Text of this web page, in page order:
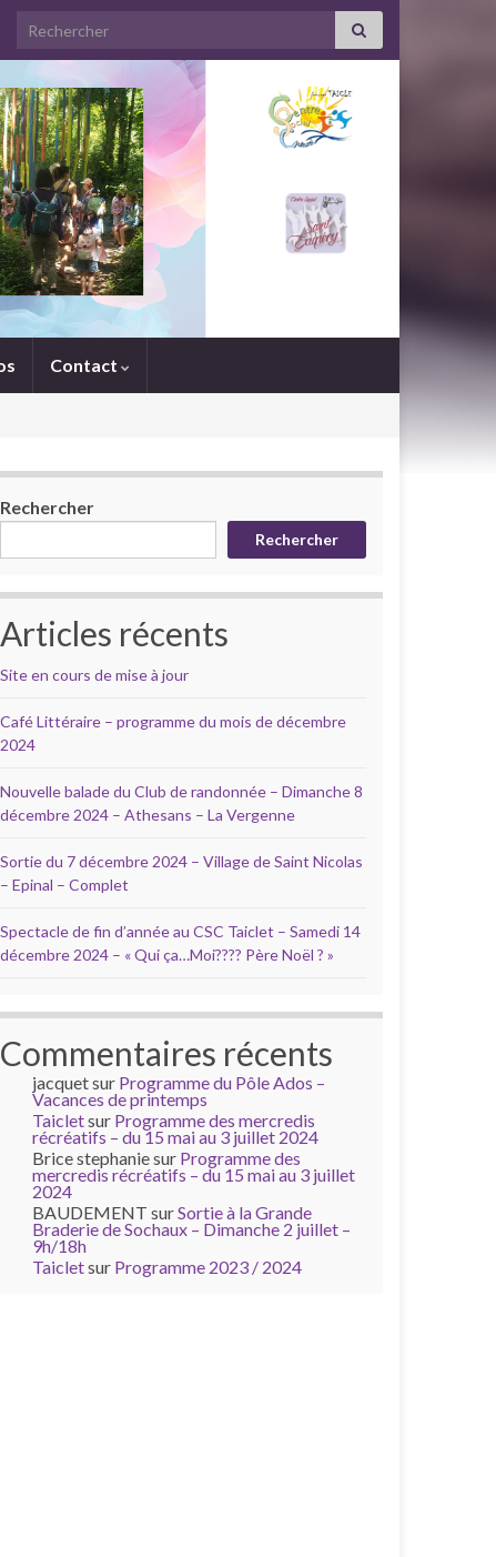
Search for:
Contact
Rechercher
Rechercher
Articles récents
Site en cours de mise à jour
Café Littéraire – programme du mois de décembre
2024
Nouvelle balade du Club de randonnée – Dimanche 8
décembre 2024 – Athesans – La Vergenne
Sortie du 7 décembre 2024 – Village de Saint Nicolas
– Epinal – Complet
Spectacle de fin d’année au CSC Taiclet – Samedi 14
décembre 2024 – « Qui ça…Moi???? Père Noël ? »
Commentaires récents
jacquetsur Programme du Pôle Ados –
Vacances de printemps
Taicletsur Programme des mercredis
récréatifs – du 15 mai au 3 juillet 2024
Brice stephaniesur Programme des
mercredis récréatifs – du 15 mai au 3 juillet
2024
BAUDEMENT surSortie à la Grande
Braderie de Sochaux – Dimanche 2 juillet –
9h/18h
Taicletsur Programme 2023 / 2024